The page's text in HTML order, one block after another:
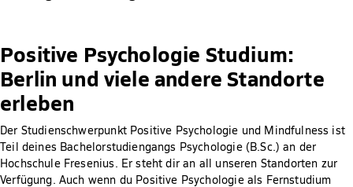
Positive Psychologie Studium:
Berlin und viele andere Standorte
erleben
Der Studienschwerpunkt Positive Psychologie und Mindfulness ist
Teil deines Bachelorstudiengangs Psychologie (B.Sc.) an der
Hochschule Fresenius. Er steht dir an all unseren Standorten zur
Verfügung. Auch wenn du Positive Psychologie als Fernstudium